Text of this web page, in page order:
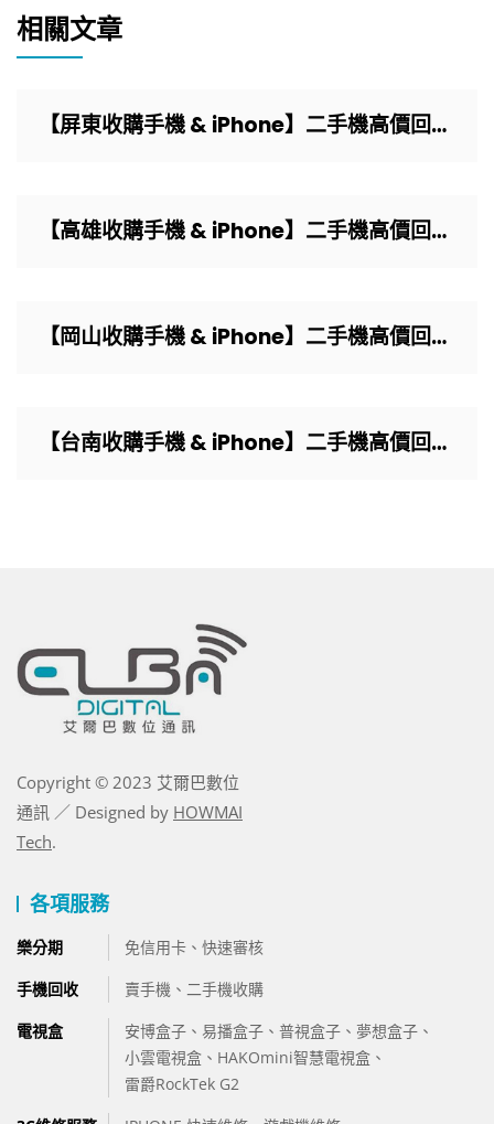
相關文章
【屏東收購手機 & iPhone】二手機高價回收，實體門市現場快速換現金！ – 艾爾巴通訊
【高雄收購手機 & iPhone】二手機高價回收，實體門市專業檢測現場快速換現金！ – 艾爾巴通訊
【岡山收購手機 & iPhone】二手機高價回收，實體門市現場快速換現金！ – 艾爾巴通訊
【台南收購手機 & iPhone】二手機高價回收，實體門市專業檢測現場快速換現金！ – 艾爾巴通訊
Copyright © 2023 艾爾巴數位
通訊 ／ Designed by HOWMAI
Tech.
各項服務
樂分期
免信用卡、快速審核
手機回收
賣手機、 二手機收購
電視盒
安博盒子 、 易播盒子 、 普視盒子 、 夢想盒子 、
小雲電視盒 、 HAKOmini智慧電視盒 、
雷爵RockTek G2